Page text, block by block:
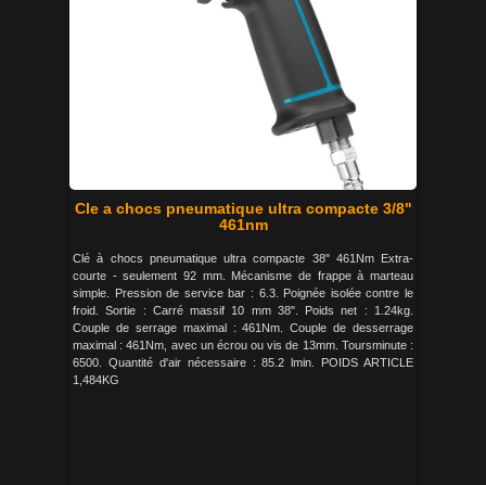
Cle a chocs pneumatique ultra compacte 3/8"
461nm
Clé à chocs pneumatique ultra compacte 38" 461Nm Extra-
courte - seulement 92 mm. Mécanisme de frappe à marteau
simple. Pression de service bar : 6.3. Poignée isolée contre le
froid. Sortie : Carré massif 10 mm 38". Poids net : 1.24kg.
Couple de serrage maximal : 461Nm. Couple de desserrage
maximal : 461Nm, avec un écrou ou vis de 13mm. Toursminute :
6500. Quantité d'air nécessaire : 85.2 lmin. POIDS ARTICLE
1,484KG